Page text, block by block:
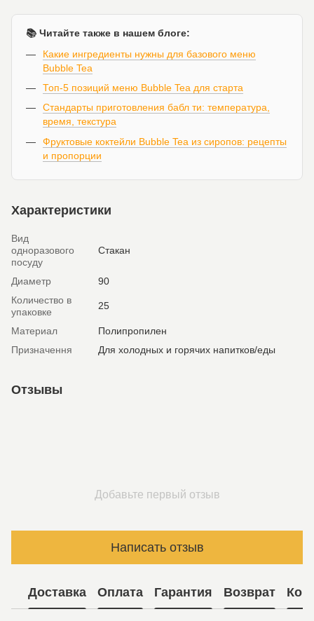
📚 Читайте также в нашем блоге:
Какие ингредиенты нужны для базового меню
Bubble Tea
Топ-5 позиций меню Bubble Tea для старта
Стандарты приготовления бабл ти: температура,
время, текстура
Фруктовые коктейли Bubble Tea из сиропов: рецепты
и пропорции
Характеристики
Вид
одноразового
посуду
Стакан
Диаметр
90
Количество в
упаковке
25
Материал
Полипропилен
Призначення
Для холодных и горячих напитков/еды
Отзывы
Добавьте первый отзыв
Написать отзыв
Доставка Оплата Гарантия Возврат